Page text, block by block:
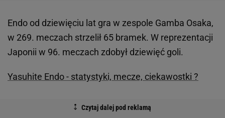
Endo od dziewięciu lat gra w zespole Gamba Osaka,
w 269. meczach strzelił 65 bramek. W reprezentacji
Japonii w 96. meczach zdobył dziewięć goli.
Yasuhite Endo - statystyki, mecze, ciekawostki ?